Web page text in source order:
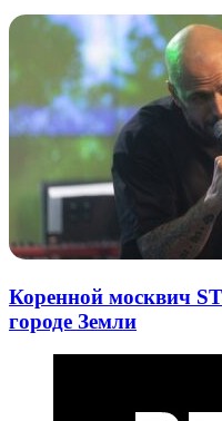
Коренной москвич
городе Земли